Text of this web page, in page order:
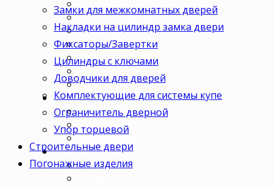
В гардеробную
В коридор
В кладовку
В офис
В коттедж
Для дачи
Ценовая категория
Двери премиум
Двери стандарт
Двери эконом
Комплектация
Только полотно
Замки для межкомнатных дверей
Накладки на цилиндр замка двери
Фиксаторы/Завертки
Цилиндры с ключами
Доводчики для дверей
Комплектующие для системы купе
Ограничитель дверной
Упор торцевой
Строительные двери
Погонажные изделия